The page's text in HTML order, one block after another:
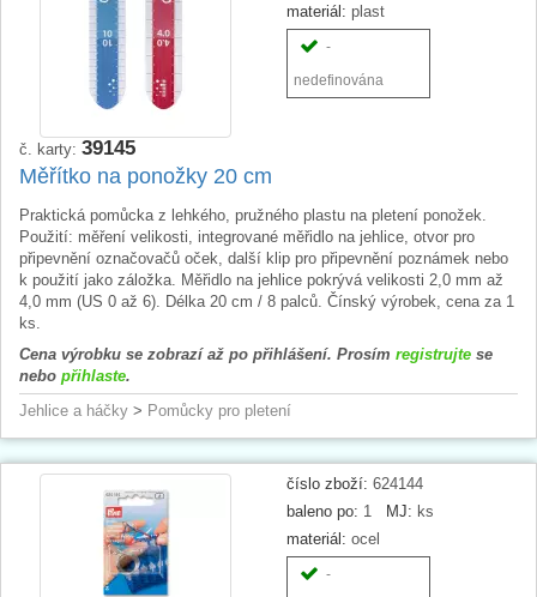
materiál: plast
-
nedefinována
č. karty: 39145
Měřítko na ponožky 20 cm
Praktická pomůcka z lehkého, pružného plastu na pletení ponožek.
Použití: měření velikosti, integrované měřidlo na jehlice, otvor pro
připevnění označovačů oček, další klip pro připevnění poznámek nebo
k použití jako záložka. Měřidlo na jehlice pokrývá velikosti 2,0 mm až
4,0 mm (US 0 až 6). Délka 20 cm / 8 palců. Čínský výrobek, cena za 1
ks.
Cena výrobku se zobrazí až po přihlášení. Prosím registrujte se
nebo přihlaste.
Jehlice a háčky > Pomůcky pro pletení
číslo zboží: 624144
baleno po: 1 MJ: ks
materiál: ocel
-